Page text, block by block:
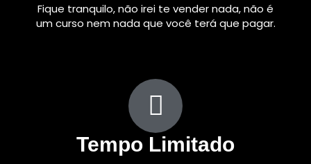
Fique tranquilo, não irei te vender nada, não é
um curso nem nada que você terá que pagar.
Tempo Limitado